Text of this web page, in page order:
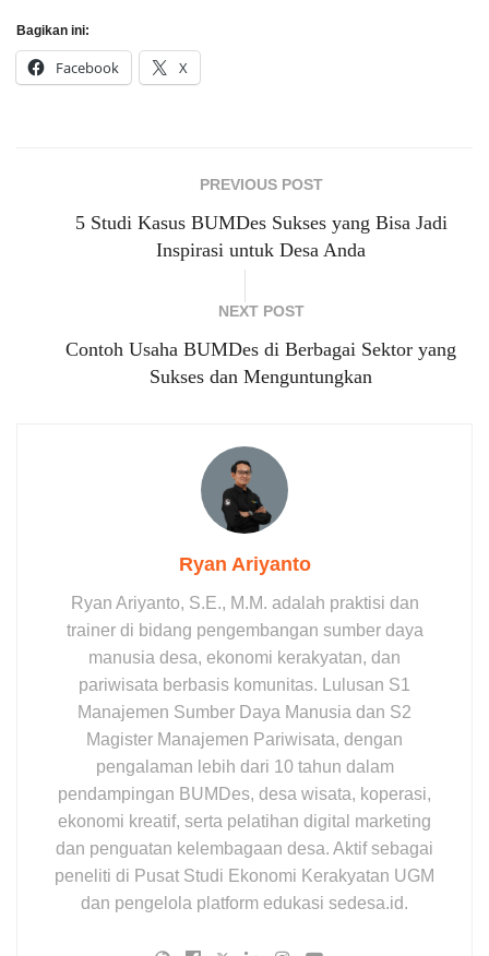
Bagikan ini:
Facebook X
PREVIOUS POST
5 Studi Kasus BUMDes Sukses yang Bisa Jadi
Inspirasi untuk Desa Anda
NEXT POST
Contoh Usaha BUMDes di Berbagai Sektor yang
Sukses dan Menguntungkan
Ryan Ariyanto
Ryan Ariyanto, S.E., M.M. adalah praktisi dan
trainer di bidang pengembangan sumber daya
manusia desa, ekonomi kerakyatan, dan
pariwisata berbasis komunitas. Lulusan S1
Manajemen Sumber Daya Manusia dan S2
Magister Manajemen Pariwisata, dengan
pengalaman lebih dari 10 tahun dalam
pendampingan BUMDes, desa wisata, koperasi,
ekonomi kreatif, serta pelatihan digital marketing
dan penguatan kelembagaan desa. Aktif sebagai
peneliti di Pusat Studi Ekonomi Kerakyatan UGM
dan pengelola platform edukasi sedesa.id.